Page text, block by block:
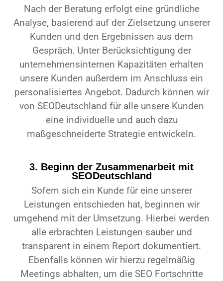
Nach der Beratung erfolgt eine gründliche
Analyse, basierend auf der Zielsetzung unserer
Kunden und den Ergebnissen aus dem
Gespräch. Unter Berücksichtigung der
unternehmensinternen Kapazitäten erhalten
unsere Kunden außerdem im Anschluss ein
personalisiertes Angebot. Dadurch können wir
von SEODeutschland für alle unsere Kunden
eine individuelle und auch dazu
maßgeschneiderte Strategie entwickeln.
3. Beginn der Zusammenarbeit mit
SEODeutschland
Sofern sich ein Kunde für eine unserer
Leistungen entschieden hat, beginnen wir
umgehend mit der Umsetzung. Hierbei werden
alle erbrachten Leistungen sauber und
transparent in einem Report dokumentiert.
Ebenfalls können wir hierzu regelmäßig
Meetings abhalten, um die SEO Fortschritte